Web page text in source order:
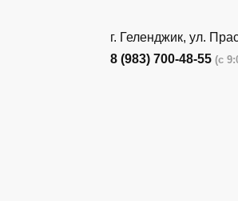
г. Геленджик, ул.
8 (983) 700-48-55 (с